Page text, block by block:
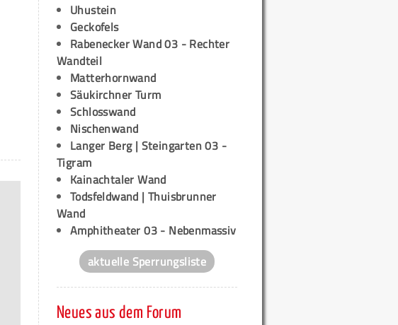
Uhustein
Geckofels
Rabenecker Wand 03 - Rechter
Wandteil
Matterhornwand
Säukirchner Turm
Schlosswand
Nischenwand
Langer Berg | Steingarten 03 -
Tigram
Kainachtaler Wand
Todsfeldwand | Thuisbrunner
Wand
Amphitheater 03 - Nebenmassiv
aktuelle Sperrungsliste
Neues aus dem Forum